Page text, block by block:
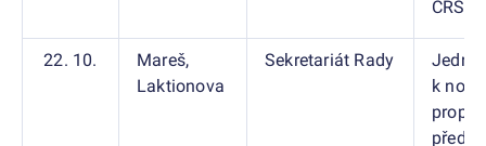
ČRS
22. 10.
Mareš,
Laktionova
Sekretariát Rady
k